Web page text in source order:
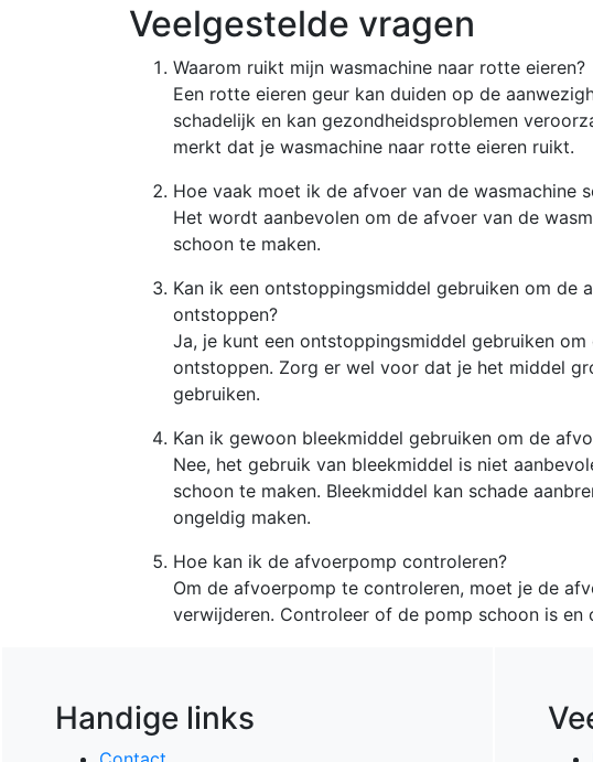
Veelgestelde vragen
Waarom ruikt mijn wasmachine naar rotte eieren?
Een rotte eieren geur kan duiden op de
schadelijk en kan gezondheidsproblemen
merkt dat je wasmachine naar rotte eieren ruikt.
Hoe vaak moet ik de afvoer van de wasmachine
Het wordt aanbevolen om de afvoer van de
schoon te maken.
Kan ik een ontstoppingsmiddel gebruiken om de
ontstoppen?
Ja, je kunt een ontstoppingsmiddel gebruiken
ontstoppen. Zorg er wel voor dat je het middel
gebruiken.
Kan ik gewoon bleekmiddel gebruiken om de
Nee, het gebruik van bleekmiddel is niet
schoon te maken. Bleekmiddel kan schade
ongeldig maken.
Hoe kan ik de afvoerpomp controleren?
Om de afvoerpomp te controleren, moet je de
verwijderen. Controleer of de pomp schoon is en
Handige links